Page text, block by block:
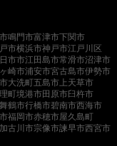
鳴門市富津市下関市
市横浜市神戸市江戸川区
市市江田島市常滑市沼津市
崎市浦安市宮古島市伊勢市
大洗町五島市 上天草市
町境港市田原市臼杵市
舞鶴市行橋市碧南市西海市
福岡市赤穂市屋久島町
加古川市宗像市諫早市西宮市